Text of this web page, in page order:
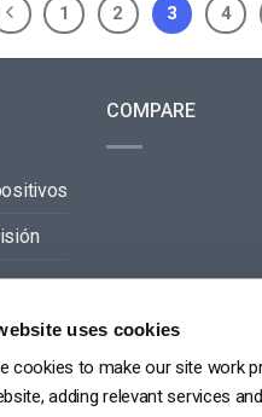
uses cookies
cookies to make our site work
adding relevant services
1 2 3 4
COMPARE